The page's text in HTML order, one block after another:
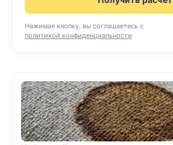
Нажимая кнопку, вы соглашаетесь с
политикой конфиденциальности